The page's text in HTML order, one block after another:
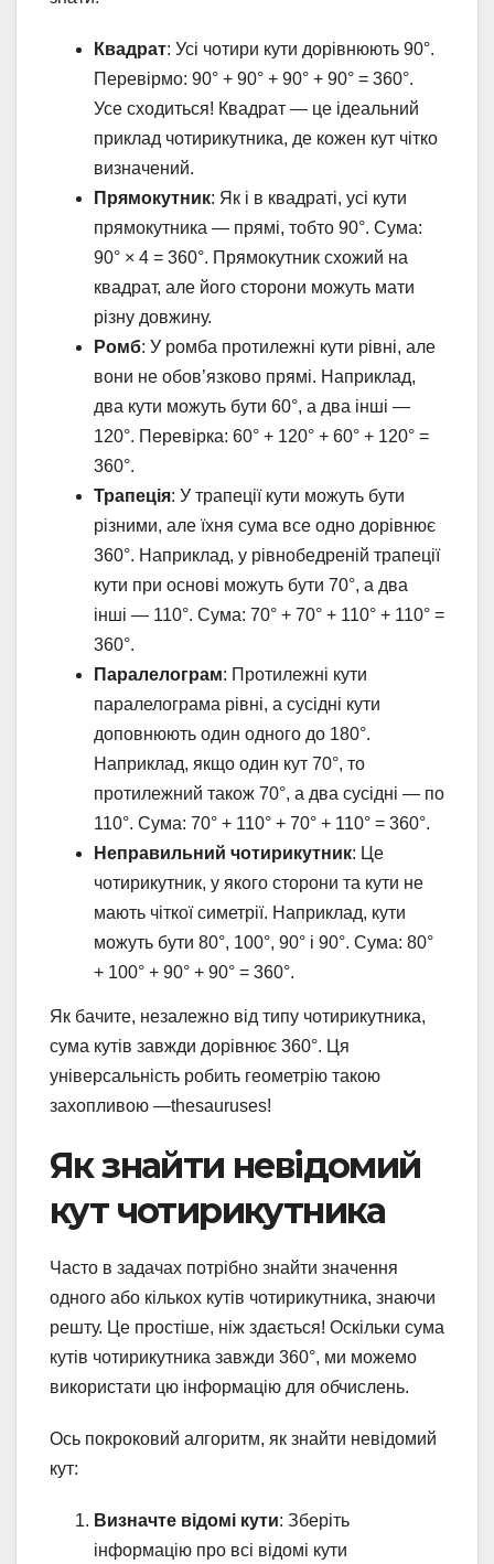
Квадрат: Усі чотири кути дорівнюють 90°.
Перевірмо: 90° + 90° + 90° + 90° = 360°.
Усе сходиться! Квадрат — це ідеальний
приклад чотирикутника, де кожен кут чітко
визначений.
Прямокутник: Як і в квадраті, усі кути
прямокутника — прямі, тобто 90°. Сума:
90° × 4 = 360°. Прямокутник схожий на
квадрат, але його сторони можуть мати
різну довжину.
Ромб: У ромба протилежні кути рівні, але
вони не обов’язково прямі. Наприклад,
два кути можуть бути 60°, а два інші —
120°. Перевірка: 60° + 120° + 60° + 120° =
360°.
Трапеція: У трапеції кути можуть бути
різними, але їхня сума все одно дорівнює
360°. Наприклад, у рівнобедреній трапеції
кути при основі можуть бути 70°, а два
інші — 110°. Сума: 70° + 70° + 110° + 110° =
360°.
Паралелограм: Протилежні кути
паралелограма рівні, а сусідні кути
доповнюють один одного до 180°.
Наприклад, якщо один кут 70°, то
протилежний також 70°, а два сусідні — по
110°. Сума: 70° + 110° + 70° + 110° = 360°.
Неправильний чотирикутник: Це
чотирикутник, у якого сторони та кути не
мають чіткої симетрії. Наприклад, кути
можуть бути 80°, 100°, 90° і 90°. Сума: 80°
+ 100° + 90° + 90° = 360°.
Як бачите, незалежно від типу чотирикутника,
сума кутів завжди дорівнює 360°. Ця
універсальність робить геометрію такою
захопливою —thesauruses!
Як знайти невідомий
кут чотирикутника
Часто в задачах потрібно знайти значення
одного або кількох кутів чотирикутника, знаючи
решту. Це простіше, ніж здається! Оскільки сума
кутів чотирикутника завжди 360°, ми можемо
використати цю інформацію для обчислень.
Ось покроковий алгоритм, як знайти невідомий
кут:
Визначте відомі кути: Зберіть
інформацію про всі відомі кути